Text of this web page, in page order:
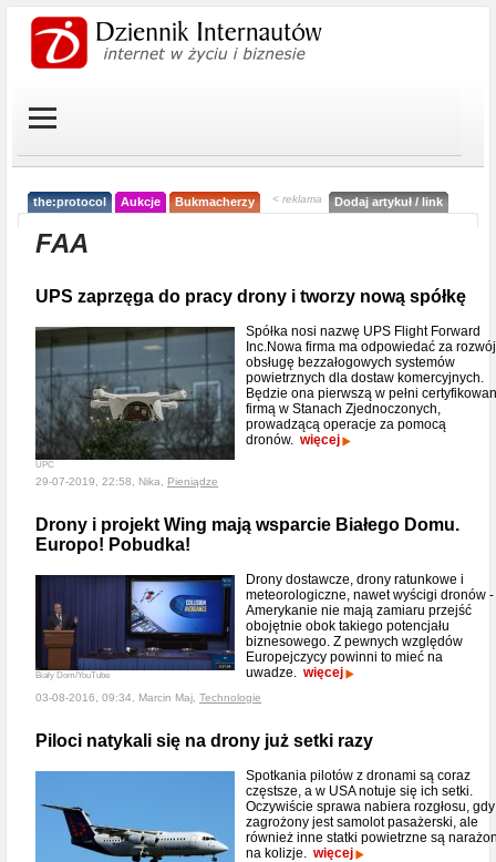
the:protocol Aukcje Bukmacherzy < reklama Dodaj artykuł / link
FAA
UPS zaprzęga do pracy drony i tworzy nową spółkę
UPC
Spółka nosi nazwę UPS Flight Forward
Inc.Nowa firma ma odpowiedać za
obsługę bezzałogowych systemów
powietrznych dla dostaw komercyjnych.
Będzie ona pierwszą w pełni
firmą w Stanach Zjednoczonych,
prowadzącą operacje za pomocą
dronów. więcej
29-07-2019, 22:58, Nika, Pieniądze
Drony i projekt Wing mają wsparcie Białego Domu.
Europo! Pobudka!
Biały Dom/YouTube
Drony dostawcze, drony ratunkowe i
meteorologiczne, nawet wyścigi dronów -
Amerykanie nie mają zamiaru przejść
obojętnie obok takiego potencjału
biznesowego. Z pewnych względów
Europejczycy powinni to mieć na
uwadze. więcej
03-08-2016, 09:34, Marcin Maj, Technologie
Piloci natykali się na drony już setki razy
Spotkania pilotów z dronami są coraz
częstsze, a w USA notuje się ich setki.
Oczywiście sprawa nabiera rozgłosu, gdy
zagrożony jest samolot pasażerski, ale
również inne statki powietrzne są
na kolizje. więcej